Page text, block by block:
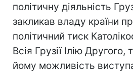
політичну діяльність
закликав владу країни
політичний тиск
Всія Грузії Ілію
йому можливість